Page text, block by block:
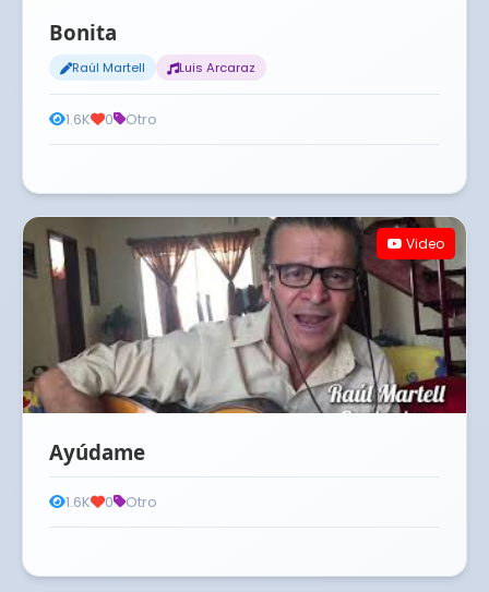
Bonita
Raúl Martell Luis Arcaraz
1.6K 0 Otro
Video
Ayúdame
1.6K 0 Otro